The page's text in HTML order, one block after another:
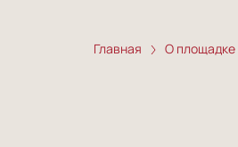
Главная О площадке